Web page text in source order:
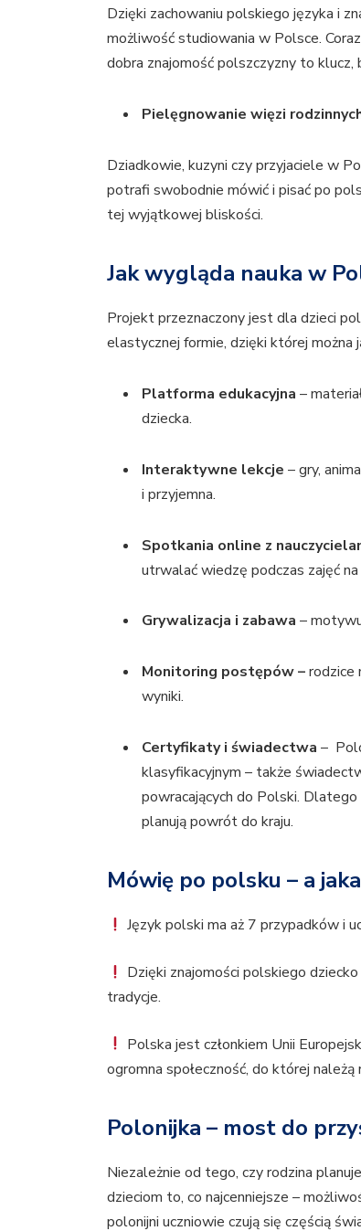
Dzięki zachowaniu polskiego języka i
możliwość studiowania w Polsce.
dobra znajomość polszczyzny to klucz,
Pielęgnowanie więzi
Dziadkowie, kuzyni czy przyjaciele w
potrafi swobodnie mówić i pisać po
tej wyjątkowej bliskości.
Jak wygląda nauka w
Projekt przeznaczony jest dla dzieci
elastycznej formie, dzięki której można
Platforma edukacyjna –
dziecka.
Interaktywne lekcje–gry,
i przyjemna.
Spotkania online z
utrwalać wiedzę podczas zajęć
Grywalizacja i zabawa–
Monitoring postępów –rodzice
wyniki.
Certyfikaty i świadectwa–
klasyfikacyjnym – także
powracających do Polski.
planują powrót do kraju.
Mówię po polsku – a
Język polski ma aż 7 przypadków i
Dzięki znajomości polskiego
tradycje.
Polska jest członkiem Unii
ogromna społeczność, do której
Polonijka – most do
Niezależnie od tego, czy rodzina
dzieciom to, co najcenniejsze –
polonijni uczniowie czują się częścią